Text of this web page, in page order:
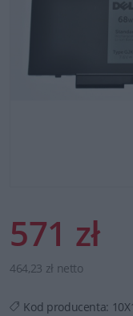
571 zł
464,23 zł netto
Kod producenta: